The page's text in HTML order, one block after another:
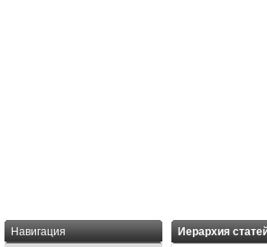
Навигация Иерархия